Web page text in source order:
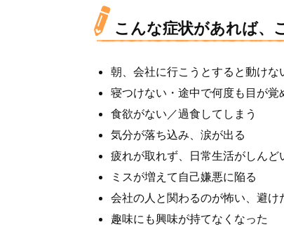
こんな症状があれば、
朝、会社に行こうとすると動けな
寝つけない・途中で何度も目が覚
食欲がない／過食してしまう
気分が落ち込み、涙が出る
疲れが取れず、日常生活がしんど
ミスが増えて自己嫌悪に陥る
会社の人と関わるのが怖い、避け
趣味にも興味が持てなくなった